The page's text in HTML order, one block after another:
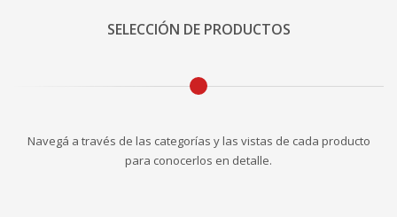
SELECCIÓN DE PRODUCTOS
Navegá a través de las categorías y las vistas de cada producto
para conocerlos en detalle.